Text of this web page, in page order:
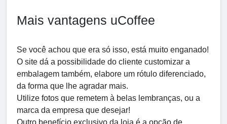
Mais vantagens uCoffee
Se você achou que era só isso, está muito enganado!
O site dá a possibilidade do cliente customizar a
embalagem também, elabore um rótulo diferenciado,
da forma que lhe agradar mais.
Utilize fotos que remetem à belas lembranças, ou a
marca da empresa que desejar!